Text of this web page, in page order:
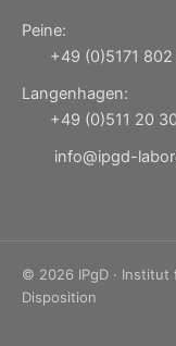
Peine:
+49 (0)5171 802
Langenhagen:
+49 (0)511 20
info@ipgd-
© 2026 IPgD ·
Disposition